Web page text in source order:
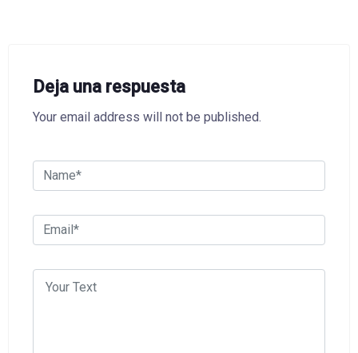
Deja una respuesta
Your email address will not be published.